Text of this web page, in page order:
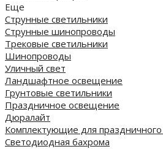
Еще
Струнные светильники
Струнные шинопроводы
Трековые светильники
Шинопроводы
Уличный свет
Ландшафтное освещение
Грунтовые светильники
Праздничное освещение
Дюралайт
Комплектующие для
Светодиодная бахрома